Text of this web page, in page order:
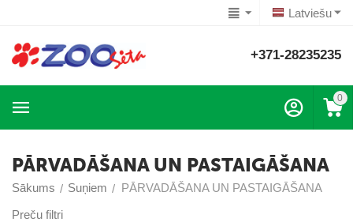
Latviešu
+371-28235235
0
PĀRVADĀŠANA UN PASTAIGĀŠANA
Sākums / Suņiem / PĀRVADĀŠANA UN PASTAIGĀŠANA
Preču filtri